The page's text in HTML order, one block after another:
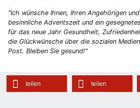
"Ich wünsche Ihnen, Ihren Angehörigen
besinnliche Adventszeit und ein
für das neue Jahr Gesundheit,
die Glückwünsche über die sozialen
Post. Bleiben Sie gesund!"
teilen teilen